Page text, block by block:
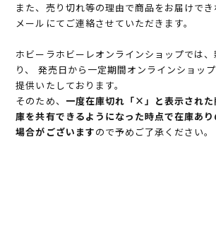
また、売り切れ等の理由で商品をお届けで
メールにてご連絡させていただきます。
ホビーラホビーレオンラインショップでは
り、 発売日から一定期間オンラインショッ
提供いたしております。
そのため、 一度在庫切れ「×」と表示され
庫を共有できるようになった時点で在庫あ
場合がございますので予めご了承ください。